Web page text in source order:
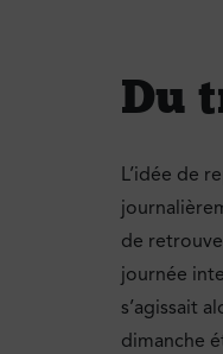
Du
L’idée de
de
journée
s’agissait
dimanche